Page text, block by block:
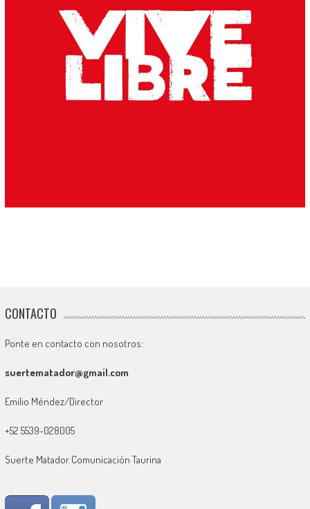
CONTACTO
Ponte en contacto con nosotros:
suertematador@gmail.com
Emilio Méndez/Director
+52 5539-028005
Suerte Matador Comunicación Taurina